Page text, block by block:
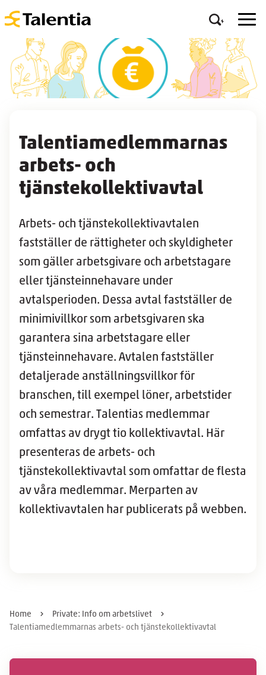
Talentiamedlemmarnas
arbets- och
tjänstekollektivavtal
Arbets- och tjänstekollektivavtalen
fastställer de rättigheter och skyldigheter
som gäller arbetsgivare och arbetstagare
eller tjänsteinnehavare under
avtalsperioden. Dessa avtal fastställer de
minimivillkor som arbetsgivaren ska
garantera sina arbetstagare eller
tjänsteinnehavare. Avtalen fastställer
detaljerade anställningsvillkor för
branschen, till exempel löner, arbetstider
och semestrar. Talentias medlemmar
omfattas av drygt tio kollektivavtal. Här
presenteras de arbets- och
tjänstekollektivavtal som omfattar de flesta
av våra medlemmar. Merparten av
kollektivavtalen har publicerats på webben.
Home
Private: Info om arbetslivet
Talentiamedlemmarnas arbets- och tjänstekollektivavtal